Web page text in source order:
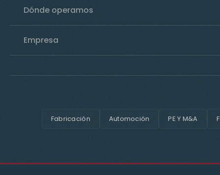
Dónde operamos
Empresa
Fabricación Automoción PE Y M&A